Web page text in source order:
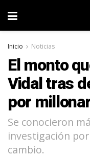
Inicio Noticias
El monto
Vidal tras
por
Se conocieron
investigación
cambio.